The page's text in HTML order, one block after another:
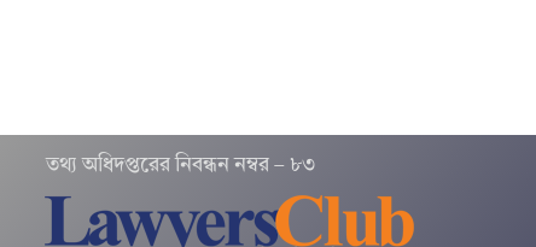
তথ‌্য অ‌ধিদপ্ত‌রের নিবন্ধন নম্বর – ৮৩